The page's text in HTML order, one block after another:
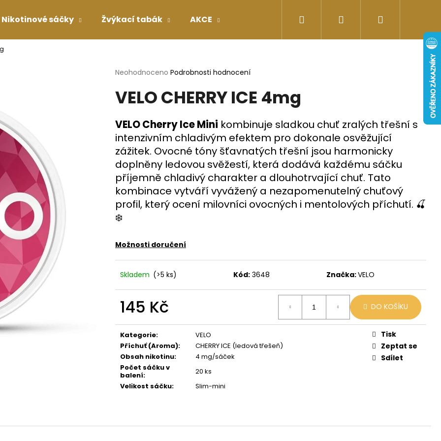
Nikotinové sáčky Žvýkací tabák AKCE Doplňky stravy Energy-kofeinové
Přihlášení
Průměrné
produktu
je
z
5
hvězdiček.
Neohodnoceno Podrobnosti hodnocení
VELO CHERRY ICE 4mg
VELO Cherry Ice Mini kombinuje sladkou chuť zralých třešní s
intenzivním chladivým efektem pro dokonale osvěžující
zážitek. Ovocné tóny šťavnatých třešní jsou harmonicky
doplněny ledovou svěžestí, která dodává každému sáčku
příjemně chladivý charakter a dlouhotrvající chuť. Tato
kombinace vytváří vyvážený a nezapomenutelný chuťový
profil, který ocení milovníci ovocných i mentolových příchutí. 🍒
❄️
Možnosti doručení
Skladem (>5 ks) Kód: 3648 Značka:VELO
145 Kč
cena:
DO KOŠÍKU
Kategorie:
VELO
Příchuť (Aroma):
CHERRY ICE (ledová třešeň)
Obsah nikotinu:
4 mg/sáček
Počet sáčku v
balení:
20 ks
Velikost sáčku: Slim-mini
Tisk
Zeptat se
Sdílet
HLEDAT
Následující
X2 COLA-X
79 Kč
169 Kč Původně: